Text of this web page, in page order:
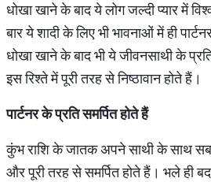
धोखा खाने के बाद ये लोग जल्दी प्यार में
बार ये शादी के लिए भी भावनाओं में ही
धोखा खाने के बाद भी ये जीवनसाथी के
इस रिश्ते में पूरी तरह से निष्ठावान होते हैं।
पार्टनर के प्रति समर्पित होते हैं
कुंभ राशि के जातक अपने साथी के साथ
और पूरी तरह से समर्पित होते हैं। भले ही